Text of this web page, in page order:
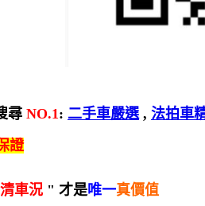
尋 NO.1: 二手車嚴選, 法拍車
證
車況 " 才是唯一真價值